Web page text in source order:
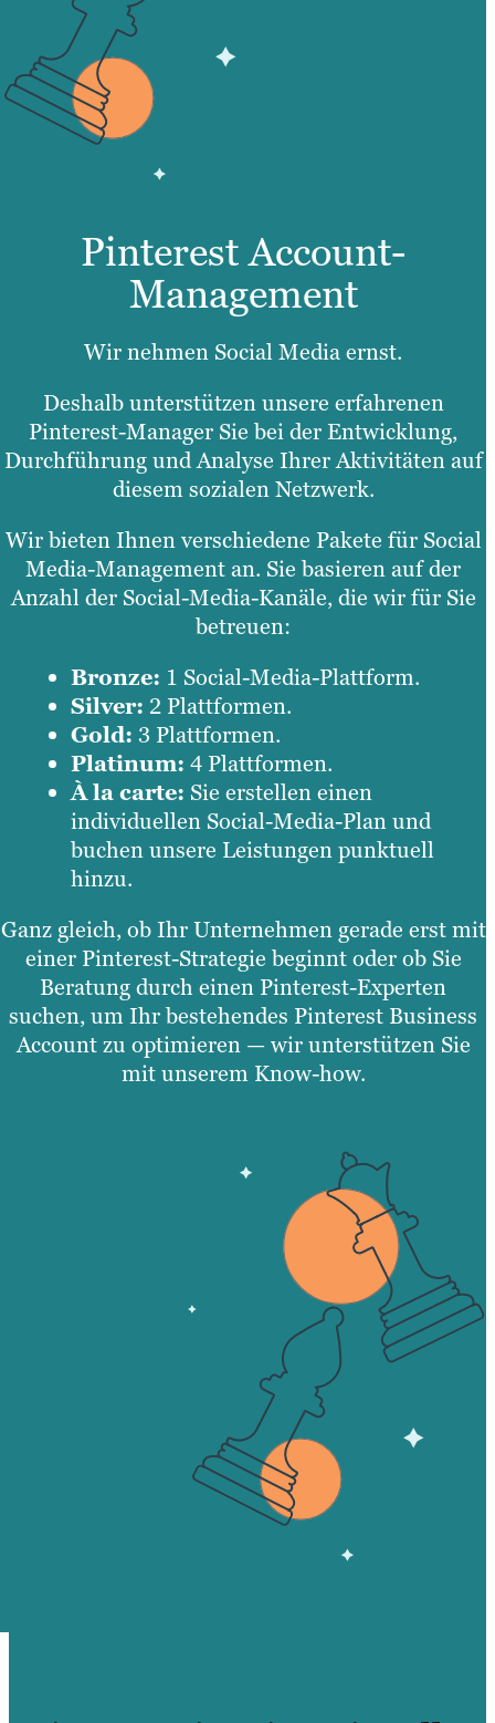
Pinterest Account-
Management
Wir nehmen Social Media ernst.
Deshalb unterstützen unsere erfahrenen
Pinterest-Manager Sie bei der Entwicklung,
Durchführung und Analyse Ihrer Aktivitäten auf
diesem sozialen Netzwerk.
Wir bieten Ihnen verschiedene Pakete für Social
Media-Management an. Sie basieren auf der
Anzahl der Social-Media-Kanäle, die wir für Sie
betreuen:
Bronze: 1 Social-Media-Plattform.
Silver: 2 Plattformen.
Gold: 3 Plattformen.
Platinum: 4 Plattformen.
À la carte: Sie erstellen einen
individuellen Social-Media-Plan und
buchen unsere Leistungen punktuell
hinzu.
Ganz gleich, ob Ihr Unternehmen gerade erst mit
einer Pinterest-Strategie beginnt oder ob Sie
Beratung durch einen Pinterest-Experten
suchen, um Ihr bestehendes Pinterest Business
Account zu optimieren — wir unterstützen Sie
mit unserem Know-how.